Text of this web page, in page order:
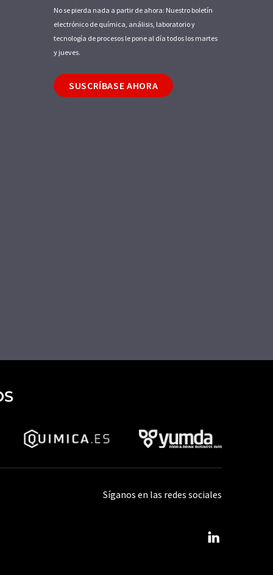
No se pierda nada a partir de ahora: Nuestro boletín
electrónico de química, análisis, laboratorio y
tecnología de procesos le pone al día todos los martes
y jueves.
SUSCRÍBASE AHORA
Síganos en las redes sociales